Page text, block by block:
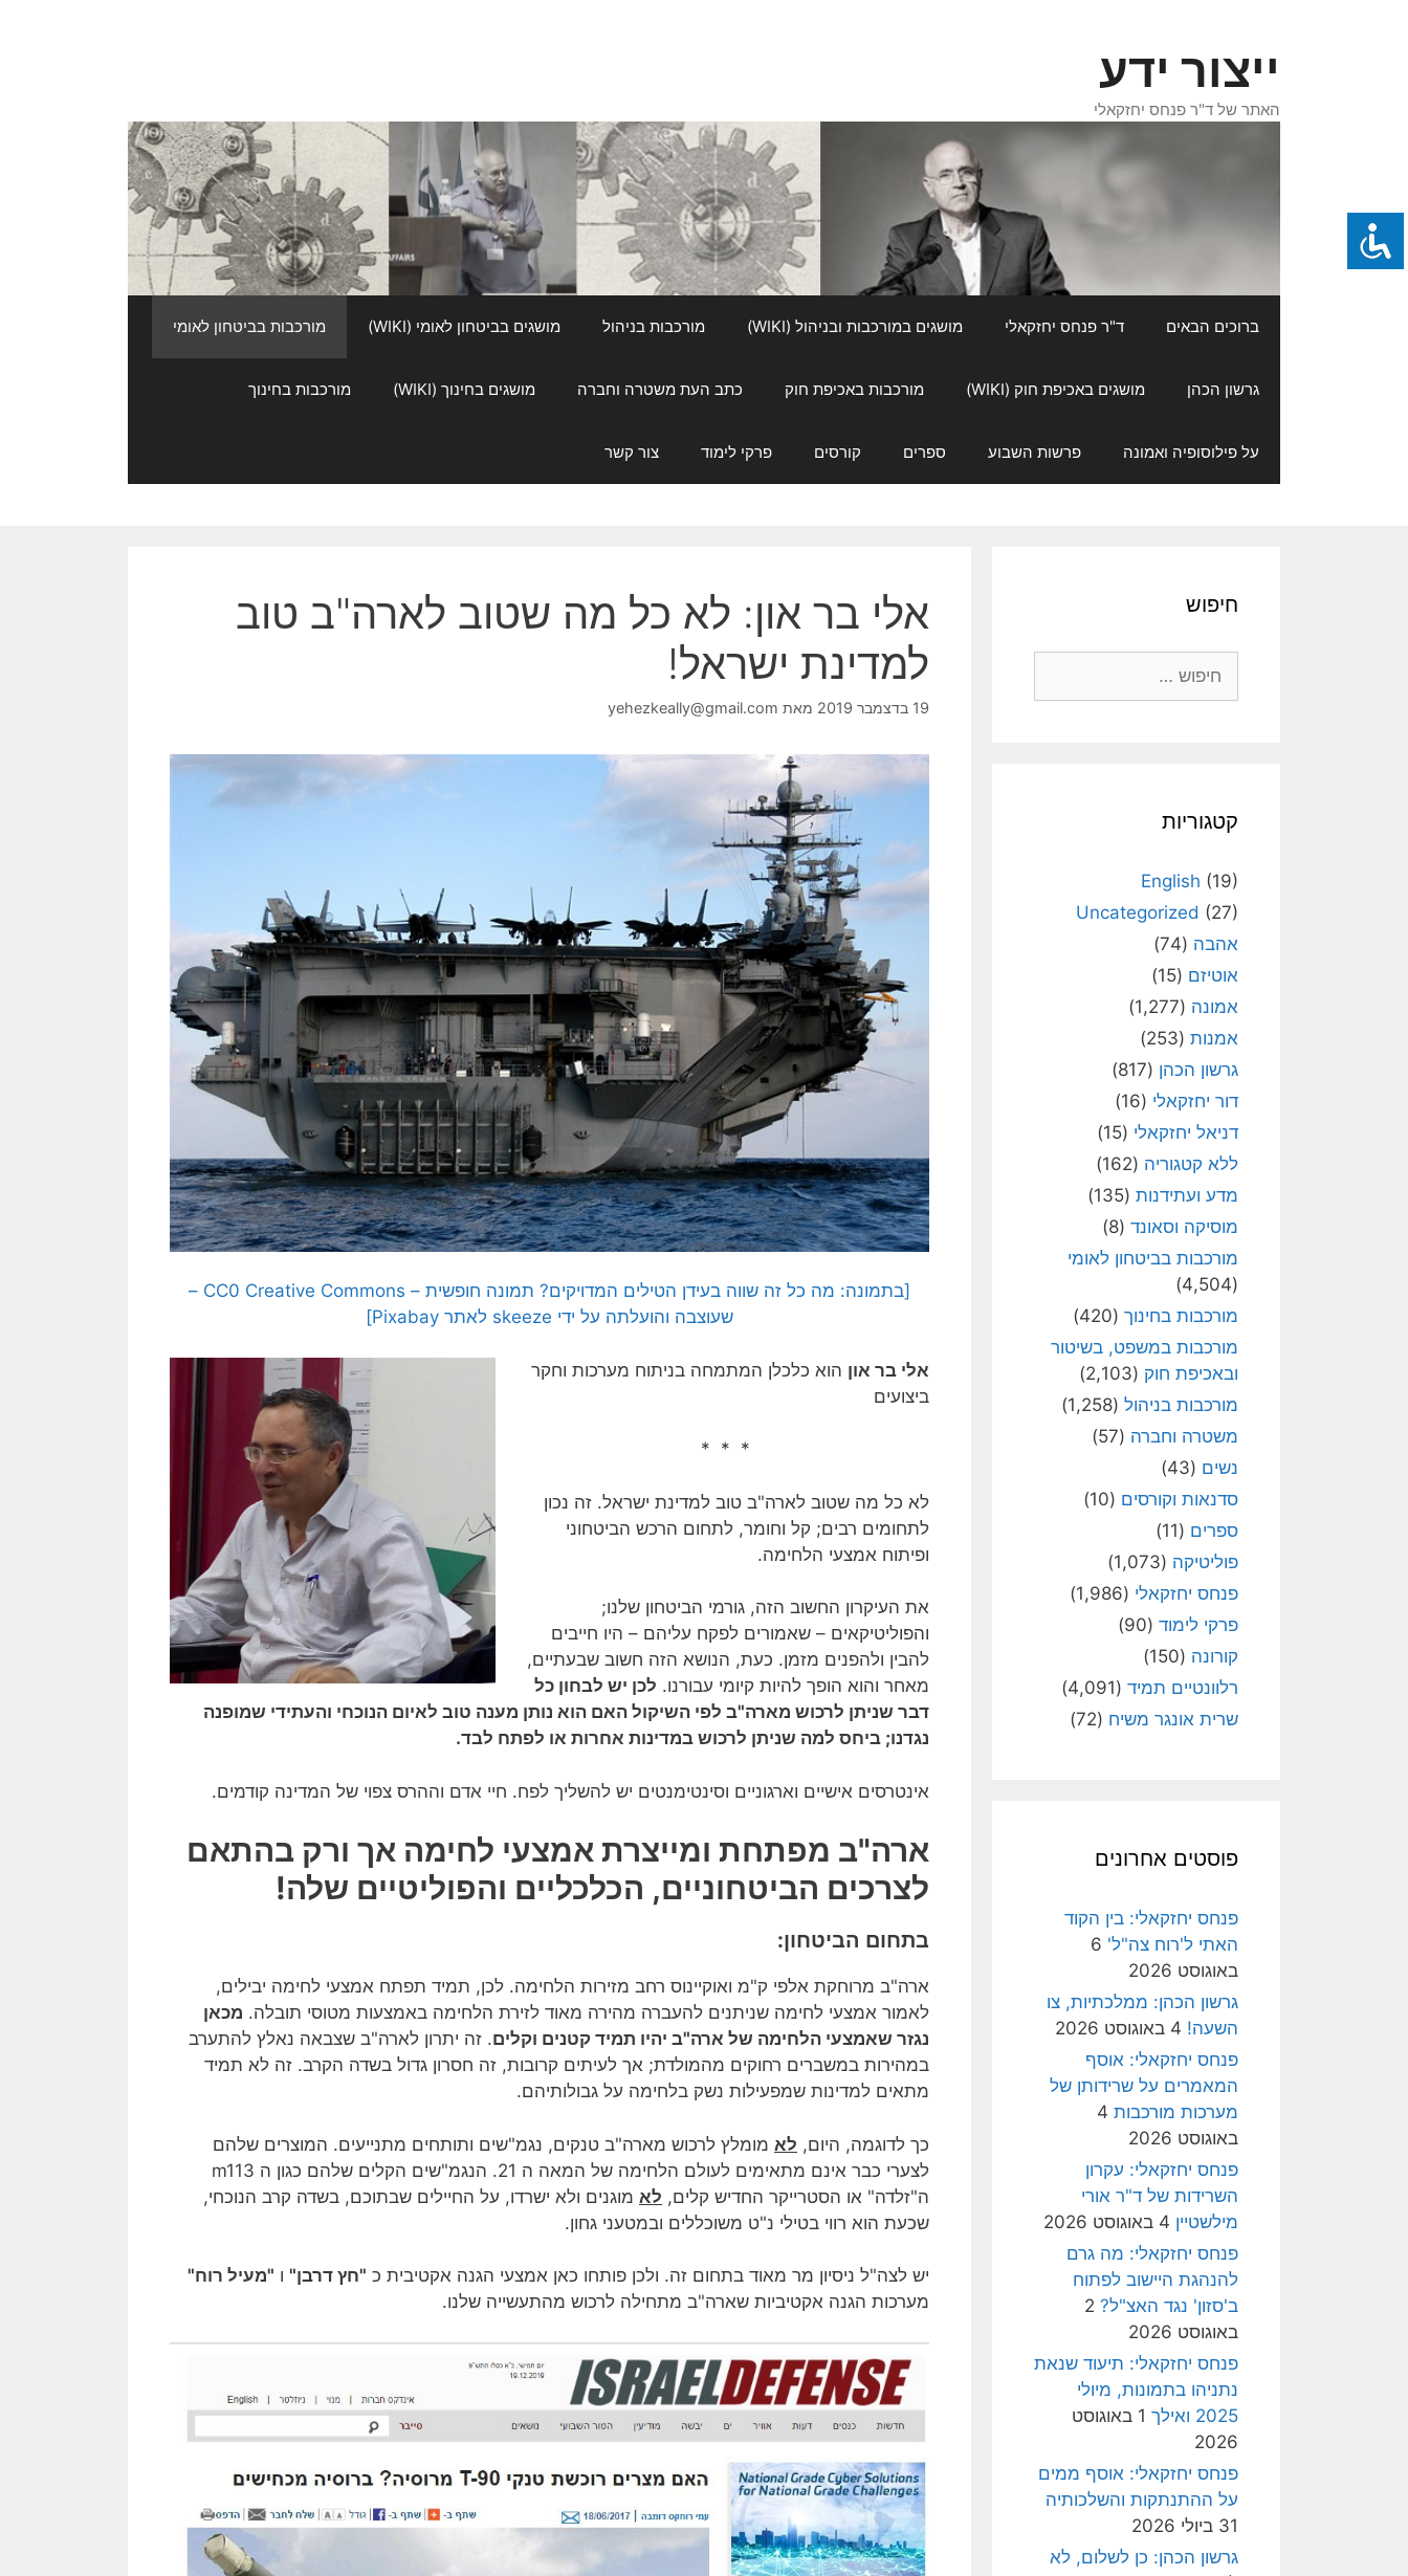
ייצור ידע
האתר של ד"ר פנחס יחזקאלי
ברוכים הבאים ד"ר פנחס יחזקאלי מושגים במורכבות ובניהול (WIKI) מורכבות בניהול מושגים בביטחון לאומי (WIKI) מורכבות בביטחון לאומי
גרשון הכהן מושגים באכיפת חוק (WIKI) מורכבות באכיפת חוק כתב העת משטרה וחברה מושגים בחינוך (WIKI) מורכבות בחינוך
על פילוסופיה ואמונה פרשות השבוע ספרים קורסים פרקי לימוד צור קשר
אלי בר און: לא כל מה שטוב לארה"ב טוב
למדינת ישראל!
19 בדצמבר 2019 מאת yehezkeally@gmail.com
[בתמונה: מה כל זה שווה בעידן הטילים המדויקים? תמונה חופשית – CC0 Creative Commons –
שעוצבה והועלתה על ידי skeeze לאתר Pixabay]
אלי בר און הוא כלכלן המתמחה בניתוח מערכות וחקר
ביצועים
* * *
לא כל מה שטוב לארה"ב טוב למדינת ישראל. זה נכון
לתחומים רבים; קל וחומר, לתחום הרכש הביטחוני
ופיתוח אמצעי הלחימה.
את העיקרון החשוב הזה, גורמי הביטחון שלנו;
והפוליטיקאים – שאמורים לפקח עליהם – היו חייבים
להבין ולהפנים מזמן. כעת, הנושא הזה חשוב שבעתיים,
מאחר והוא הופך להיות קיומי עבורנו. לכן יש לבחון כל
דבר שניתן לרכוש מארה"ב לפי השיקול האם הוא נותן מענה טוב לאיום הנוכחי והעתידי שמופנה
נגדנו; ביחס למה שניתן לרכוש במדינות אחרות או לפתח לבד.
אינטרסים אישיים וארגוניים וסינטימנטים יש להשליך לפח. חיי אדם וההרס צפוי של המדינה קודמים.
ארה"ב מפתחת ומייצרת אמצעי לחימה אך ורק בהתאם
לצרכים הביטחוניים, הכלכליים והפוליטיים שלה!
בתחום הביטחון:
ארה"ב מרוחקת אלפי ק"מ ואוקיינוס רחב מזירות הלחימה. לכן, תמיד תפתח אמצעי לחימה יבילים,
לאמור אמצעי לחימה שניתנים להעברה מהירה מאוד לזירת הלחימה באמצעות מטוסי תובלה. מכאן
נגזר שאמצעי הלחימה של ארה"ב יהיו תמיד קטנים וקלים. זה יתרון לארה"ב שצבאה נאלץ להתערב
במהירות במשברים רחוקים מהמולדת; אך לעיתים קרובות, זה חסרון גדול בשדה הקרב. זה לא תמיד
מתאים למדינות שמפעילות נשק בלחימה על גבולותיהם.
כך לדוגמה, היום, לא מומלץ לרכוש מארה"ב טנקים, נגמ"שים ותותחים מתנייעים. המוצרים שלהם
לצערי כבר אינם מתאימים לעולם הלחימה של המאה ה 21. הנגמ"שים הקלים שלהם כגון ה m113
ה"זלדה" או הסטרייקר החדיש קלים, לא מוגנים ולא ישרדו, על החיילים שבתוכם, בשדה קרב הנוכחי,
שכעת הוא רווי בטילי נ"ט משוכללים ובמטעני גחון.
יש לצה"ל ניסיון מר מאוד בתחום זה. ולכן פותחו כאן אמצעי הגנה אקטיבית כ "חץ דרבן" ו "מעיל רוח"
מערכות הגנה אקטיביות שארה"ב מתחילה לרכוש מהתעשייה שלנו.
חיפוש
קטגוריות
English (19)
Uncategorized (27)
אהבה (74)
אוטיזם (15)
אמונה (1,277)
אמנות (253)
גרשון הכהן (817)
דור יחזקאלי (16)
דניאל יחזקאלי (15)
ללא קטגוריה (162)
מדע ועתידנות (135)
מוסיקה וסאונד (8)
מורכבות בביטחון לאומי
(4,504)
מורכבות בחינוך (420)
מורכבות במשפט, בשיטור
ובאכיפת חוק (2,103)
מורכבות בניהול (1,258)
משטרה וחברה (57)
נשים (43)
סדנאות וקורסים (10)
ספרים (11)
פוליטיקה (1,073)
פנחס יחזקאלי (1,986)
פרקי לימוד (90)
קורונה (150)
רלוונטיים תמיד (4,091)
שרית אונגר משיח (72)
פוסטים אחרונים
פנחס יחזקאלי: בין הקוד
האתי ל'רוח צה"ל' 6
באוגוסט 2026
גרשון הכהן: ממלכתיות, צו
השעה! 4 באוגוסט 2026
פנחס יחזקאלי: אוסף
המאמרים על שרידותן של
מערכות מורכבות 4
באוגוסט 2026
פנחס יחזקאלי: עקרון
השרידות של ד"ר אורי
מילשטיין 4 באוגוסט 2026
פנחס יחזקאלי: מה גרם
להנהגת היישוב לפתוח
ב'סזון' נגד האצ"ל? 2
באוגוסט 2026
פנחס יחזקאלי: תיעוד שנאת
נתניהו בתמונות, מיולי
2025 ואילך
1 באוגוסט
2026
פנחס יחזקאלי: אוסף ממים
על ההתנתקות והשלכותיה
31 ביולי 2026
גרשון הכהן: כן לשלום, לא